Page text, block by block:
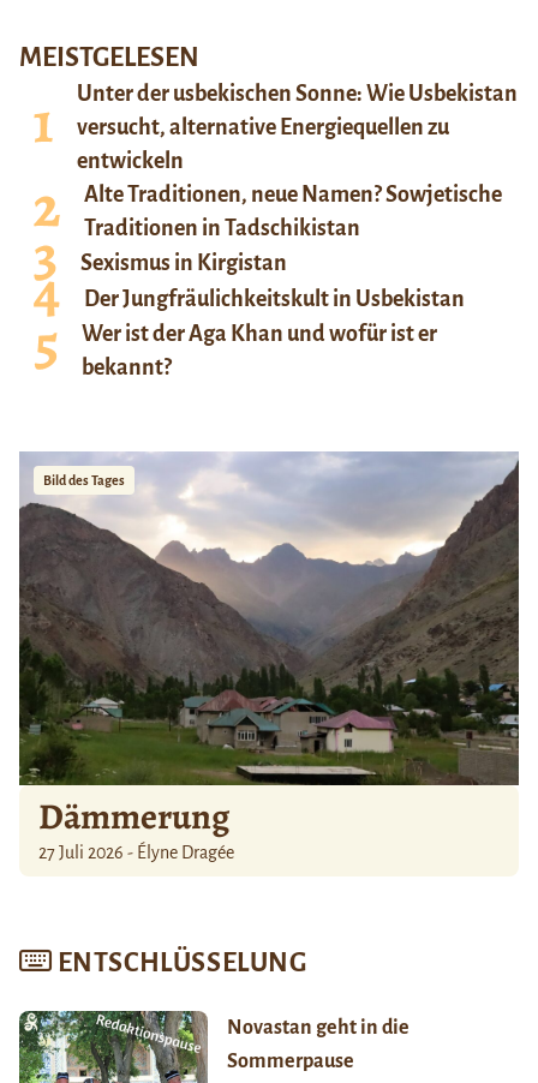
MEISTGELESEN
Unter der usbekischen Sonne: Wie Usbekistan
versucht, alternative Energiequellen zu
entwickeln
Alte Traditionen, neue Namen? Sowjetische
Traditionen in Tadschikistan
Sexismus in Kirgistan
Der Jungfräulichkeitskult in Usbekistan
Wer ist der Aga Khan und wofür ist er
bekannt?
Bild des Tages
Dämmerung
27 Juli 2026 - Élyne Dragée
ENTSCHLÜSSELUNG
Novastan geht in die
Sommerpause